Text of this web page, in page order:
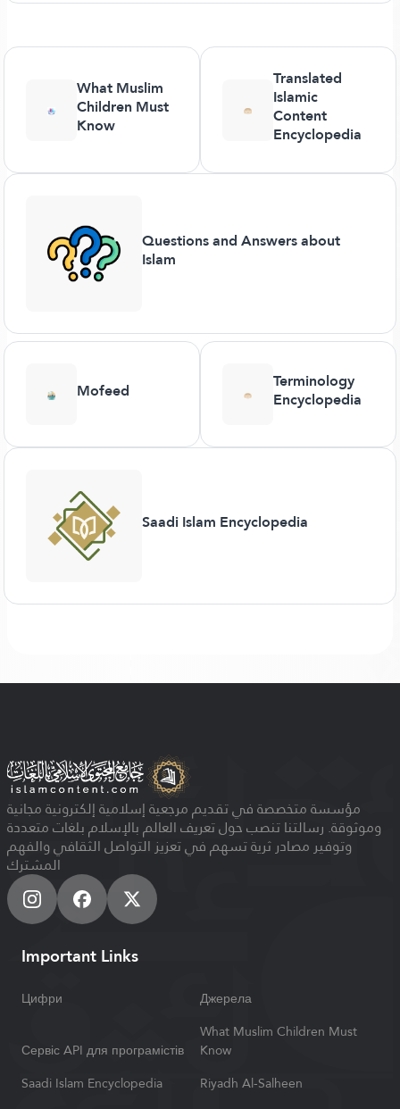
What Muslim
Children Must
Know
Translated
Islamic
Content
Encyclopedia
Questions and Answers about
Islam
Mofeed Terminology
Encyclopedia
Saadi Islam Encyclopedia
مؤسسة متخصصة في تقديم مرجعية إسلامية إلكترونية مجانية
وموثوقة. رسالتنا تنصب حول تعريف العالم بالإسلام بلغات متعددة
وتوفير مصادر ثرية تسهم في تعزيز التواصل الثقافي والفهم
المشترك
Important Links
Цифри Джерела
Сервіс API для програмістів
What Muslim Children Must
Know
Saadi Islam Encyclopedia
Riyadh Al-Salheen